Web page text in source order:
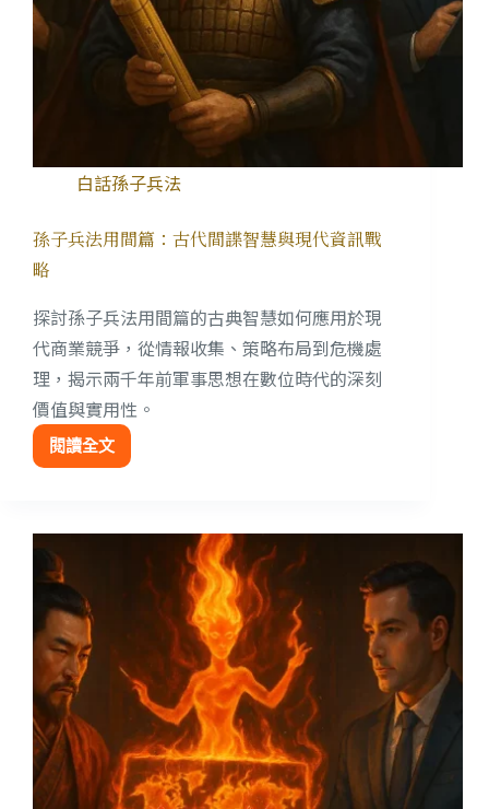
白話孫子兵法
孫子兵法用間篇：古代間諜智慧與現代資訊戰
略
探討孫子兵法用間篇的古典智慧如何應用於現
代商業競爭，從情報收集、策略布局到危機處
理，揭示兩千年前軍事思想在數位時代的深刻
價值與實用性。
閱讀全文